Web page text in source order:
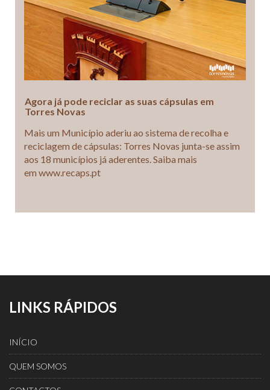
Agora já pode reciclar as suas cápsulas em
Torres Novas
Mais um Município aderiu ao sistema de recolha e
reciclagem de cápsulas: Torres Novas junta-se assim
aos 18 municípios já aderentes. Saiba mais
em www.recaps.pt
LINKS RÁPIDOS
INÍCIO
QUEM SOMOS